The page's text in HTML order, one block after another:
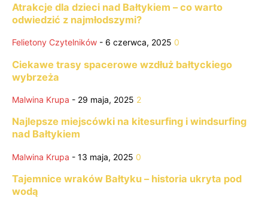
Atrakcje dla dzieci nad Bałtykiem – co warto
odwiedzić z najmłodszymi?
Felietony Czytelników - 6 czerwca, 2025 0
Ciekawe trasy spacerowe wzdłuż bałtyckiego
wybrzeża
Malwina Krupa - 29 maja, 2025 2
Najlepsze miejscówki na kitesurfing i windsurfing
nad Bałtykiem
Malwina Krupa - 13 maja, 2025 0
Tajemnice wraków Bałtyku – historia ukryta pod
wodą